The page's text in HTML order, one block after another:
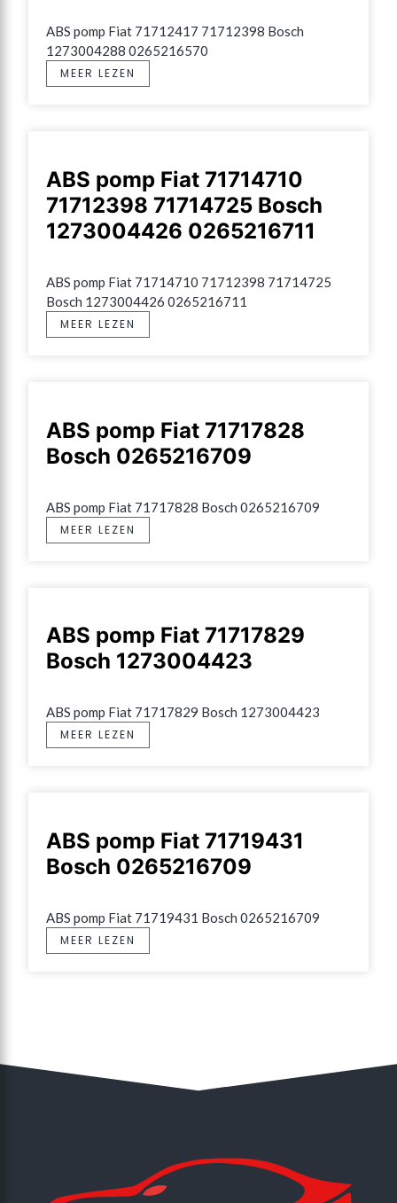
ABS pomp Fiat 71712417 71712398 Bosch
1273004288 0265216570
MEER LEZEN
ABS pomp Fiat 71714710
71712398 71714725 Bosch
1273004426 0265216711
ABS pomp Fiat 71714710 71712398 71714725
Bosch 1273004426 0265216711
MEER LEZEN
ABS pomp Fiat 71717828
Bosch 0265216709
ABS pomp Fiat 71717828 Bosch 0265216709
MEER LEZEN
ABS pomp Fiat 71717829
Bosch 1273004423
ABS pomp Fiat 71717829 Bosch 1273004423
MEER LEZEN
ABS pomp Fiat 71719431
Bosch 0265216709
ABS pomp Fiat 71719431 Bosch 0265216709
MEER LEZEN